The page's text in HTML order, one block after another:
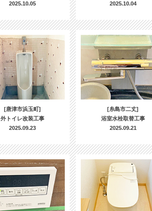
2025.10.05
2025.10.04
[唐津市浜玉町]
外トイレ改装工事
2025.09.23
[糸島市二丈]
浴室水栓取替工事
2025.09.21